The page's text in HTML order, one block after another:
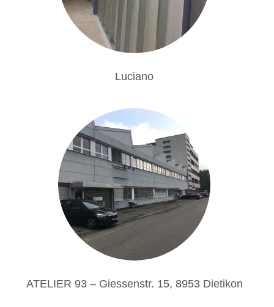
Luciano
ATELIER 93 – Giessenstr. 15, 8953 Dietikon